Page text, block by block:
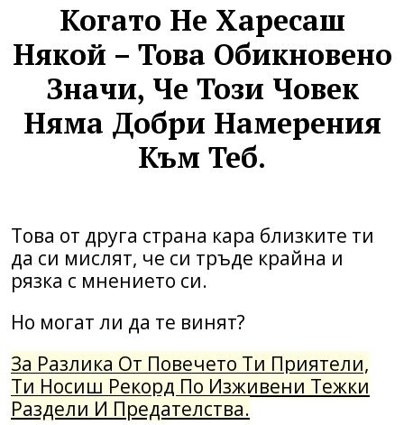
Когато Не Харесаш
Някой – Това Обикновено
Значи, Че Този Човек
Няма Добри Намерения
Към Теб.
Това от друга страна кара близките ти
да си мислят, че си тръде крайна и
рязка с мнението си.
Но могат ли да те винят?
За Разлика От Повечето Ти Приятели,
Ти Носиш Рекорд По Изживени Тежки
Раздели И Предателства.